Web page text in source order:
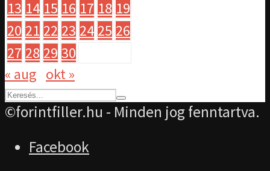
13 14 15 16 17 18 19
20 21 22 23 24 25 26
27 28 29 30
« aug okt »
©forintfiller.hu - Minden jog fenntartva.
Facebook